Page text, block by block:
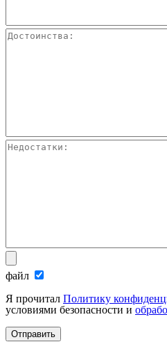
файл
Я прочитал Политику
условиями безопасности и
Отправить